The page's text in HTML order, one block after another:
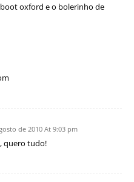
oxford e o bolerinho de
de 2010 At 9:03 pm
quero tudo!